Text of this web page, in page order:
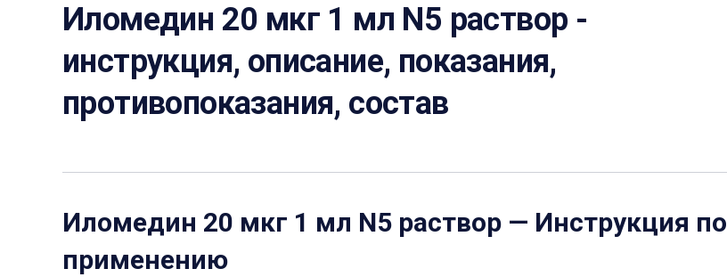
Иломедин 20 мкг 1 мл N5 раствор -
инструкция, описание, показания,
противопоказания, состав
Иломедин 20 мкг 1 мл N5 раствор — Инструкция по
применению